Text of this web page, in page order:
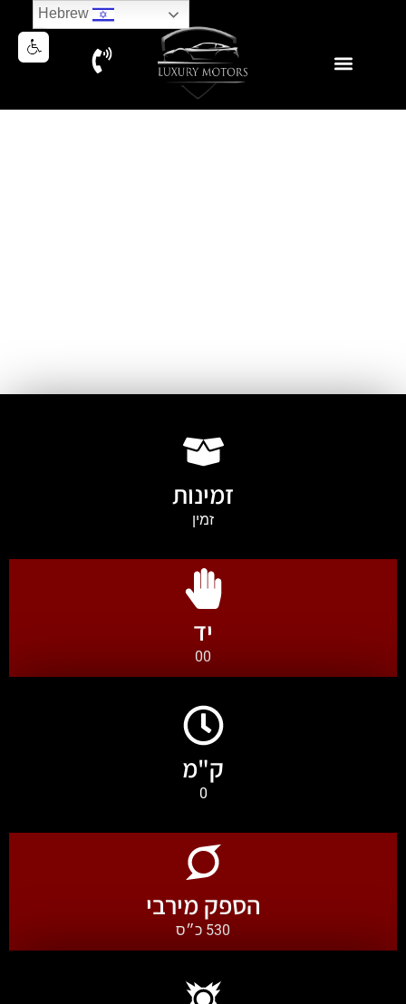
זמינות
זמין
יד
00
ק"מ
0
הספק מירבי
530 כ״ס
Hebrew